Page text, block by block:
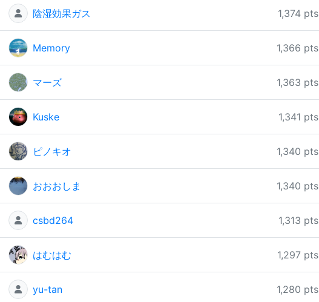
陰湿効果ガス 1,374 pts
Memory 1,366 pts
マーズ 1,363 pts
Kuske 1,341 pts
ピノキオ 1,340 pts
おおおしま 1,340 pts
csbd264 1,313 pts
はむはむ 1,297 pts
yu-tan 1,280 pts